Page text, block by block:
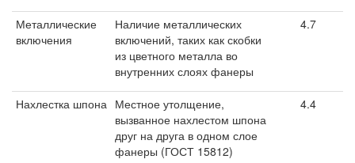
Металлические
включения
Наличие металлических
включений, таких как скобки
из цветного металла во
внутренних слоях фанеры
4.7
Нахлестка шпона Местное утолщение,
вызванное нахлестом шпона
друг на друга в одном слое
фанеры (ГОСТ 15812)
4.4